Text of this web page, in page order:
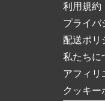
利用規約
プライバ
配送ポリ
私たちに
アフィリ
クッキー